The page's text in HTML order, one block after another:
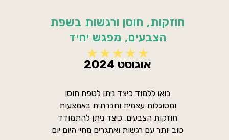
חוזקות, חוסן ורגשות בשפת
הצבעים, מפגש יחיד
אוגוסט 2024
בואו ללמוד כיצד ניתן לטפח חוסן
ומסוגלות עצמית וחברתית באמצעות
חוזקות הצבעים. כיצד ניתן להתמודד
טוב יותר עם רגשות ואתגרים מחיי היום יום